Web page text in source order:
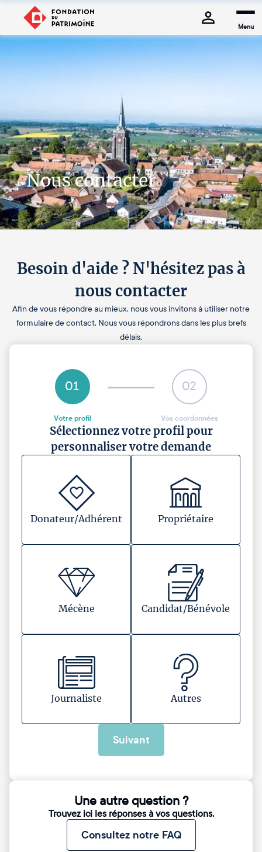
Menu
Nous contacter
Besoin d'aide ? N'hésitez pas à
nous contacter
Afin de vous répondre au mieux, nous vous invitons à utiliser notre
formulaire de contact. Nous vous répondrons dans les plus brefs
délais.
01
Votre profil
02
Vos coordonnées
Sélectionnez votre profil pour
personnaliser votre demande
Donateur/Adhérent Propriétaire
Mécène Candidat/Bénévole
Journaliste Autres
Suivant
Une autre question ?
Trouvez ici les réponses à vos questions.
Consultez notre FAQ